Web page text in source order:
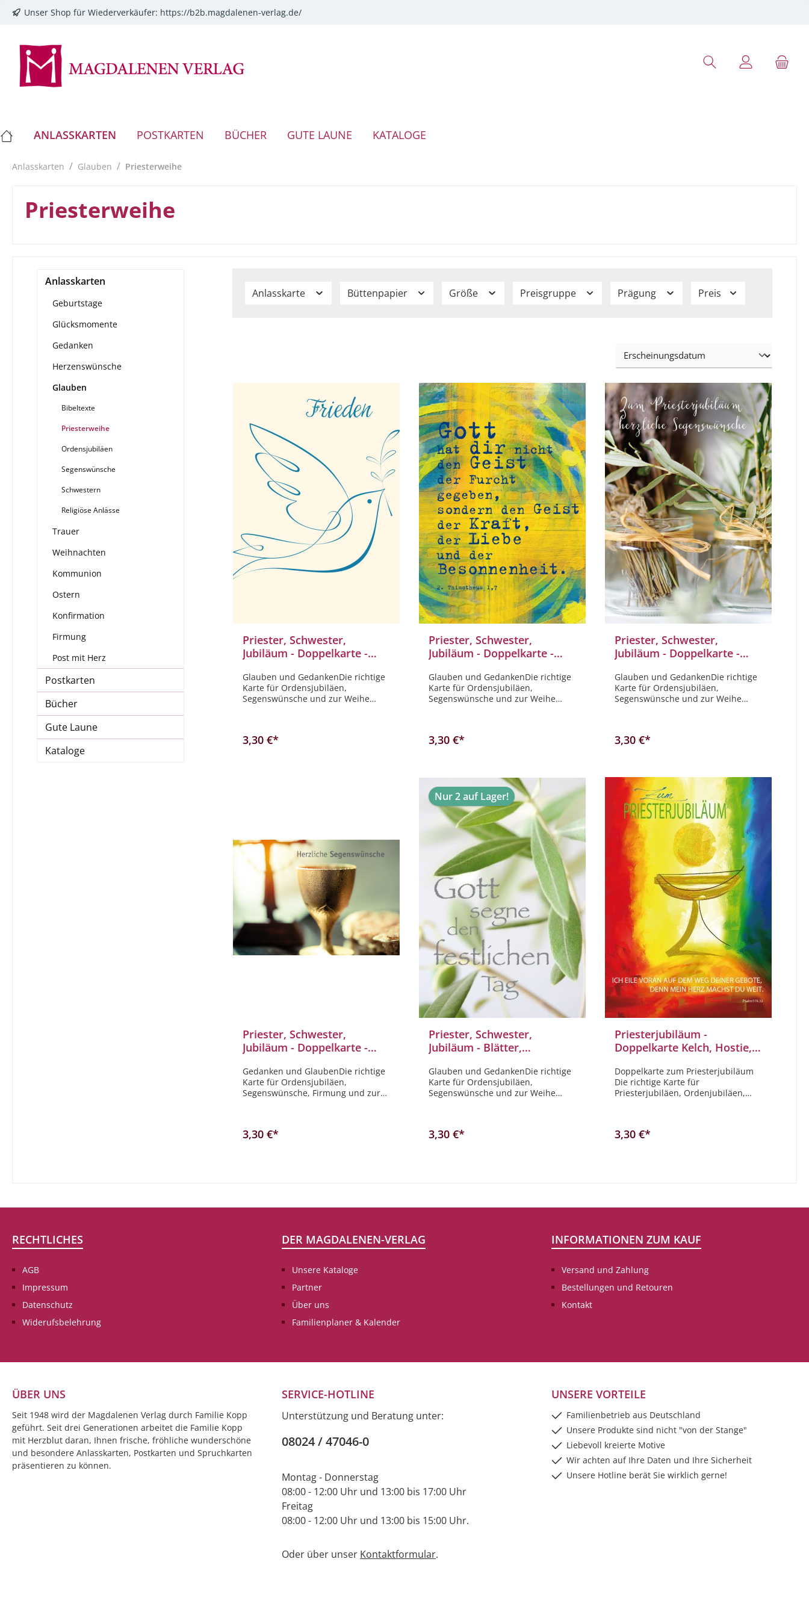
Zur Hauptnavigation springen
Unser Shop für Wiederverkäufer: https://b2b.magdalenen-verlag.de/
ANLASSKARTEN POSTKARTEN BÜCHER GUTE LAUNE KATALOGE
Anlasskarten / Glauben / Priesterweihe
Priesterweihe
Anlasskarten
Geburtstage
Glücksmomente
Gedanken
Herzenswünsche
Glauben
Bibeltexte
Priesterweihe
Ordensjubiläen
Segenswünsche
Schwestern
Religiöse Anlässe
Trauer
Weihnachten
Kommunion
Ostern
Konfirmation
Firmung
Post mit Herz
Postkarten
Bücher
Gute Laune
Kataloge
Anlasskarte Büttenpapier Größe Preisgruppe Prägung Preis
Priester, Schwester,
Jubiläum - Doppelkarte -
Glauben und GedankenDie richtige
Karte für Ordensjubiläen,
Segenswünsche und zur Weihe
3,30 €*
Priester, Schwester,
Jubiläum - Doppelkarte -
grün
Glauben und GedankenDie richtige
Karte für Ordensjubiläen,
Segenswünsche und zur Weihe
Liebe und der Besonnenheit.
3,30 €*
Priester, Schwester,
Jubiläum - Doppelkarte -
Glauben und GedankenDie richtige
Karte für Ordensjubiläen,
Segenswünsche und zur Weihe
3,30 €*
Priester, Schwester,
Jubiläum - Doppelkarte -
Gedanken und GlaubenDie richtige
Karte für Ordensjubiläen,
Segenswünsche, Firmung und zur
3,30 €*
Nur 2 auf Lager!
Priester, Schwester,
Jubiläum - Blätter,
Glauben und GedankenDie richtige
Karte für Ordensjubiläen,
Segenswünsche und zur Weihe
3,30 €*
Priesterjubiläum -
Doppelkarte Kelch, Hostie,
Doppelkarte zum Priesterjubiläum
Die richtige Karte für
Priesterjubiläen, Ordenjubiläen,
dem Weg deiner Gebote, denn mein
3,30 €*
RECHTLICHES
AGB
Impressum
Datenschutz
Widerufsbelehrung
DER MAGDALENEN-VERLAG
Unsere Kataloge
Partner
Über uns
Familienplaner & Kalender
INFORMATIONEN ZUM KAUF
Versand und Zahlung
Bestellungen und Retouren
Kontakt
ÜBER UNS
Seit 1948 wird der Magdalenen Verlag durch Familie Kopp
geführt. Seit drei Generationen arbeitet die Familie Kopp
mit Herzblut daran, Ihnen frische, fröhliche wunderschöne
und besondere Anlasskarten, Postkarten und Spruchkarten
präsentieren zu können.
SERVICE-HOTLINE
Unterstützung und Beratung unter:
08024 / 47046-0
Montag - Donnerstag
08:00 - 12:00 Uhr und 13:00 bis 17:00 Uhr
Freitag
08:00 - 12:00 Uhr und 13:00 bis 15:00 Uhr.
Oder über unser Kontaktformular.
UNSERE VORTEILE
Familienbetrieb aus Deutschland
Unsere Produkte sind nicht "von der Stange"
Liebevoll kreierte Motive
Wir achten auf Ihre Daten und Ihre Sicherheit
Unsere Hotline berät Sie wirklich gerne!